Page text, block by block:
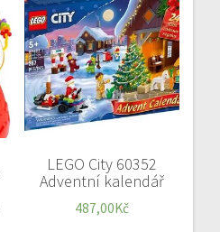
LEGO City 60352
Adventní kalendář
487,00Kč